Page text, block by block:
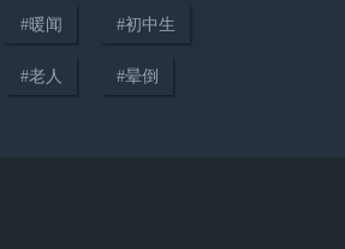
救出被困老人，妻子：以后吵架
#暖闻 #初中生
#老人 #晕倒